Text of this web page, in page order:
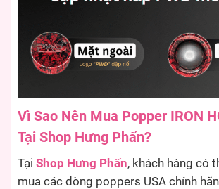
Vì Sao Nên Mua Popper IRON
Tại Shop Hưng Phấn?
Tại Shop Hưng Phấn, khách hàng có
mua các dòng poppers USA chính